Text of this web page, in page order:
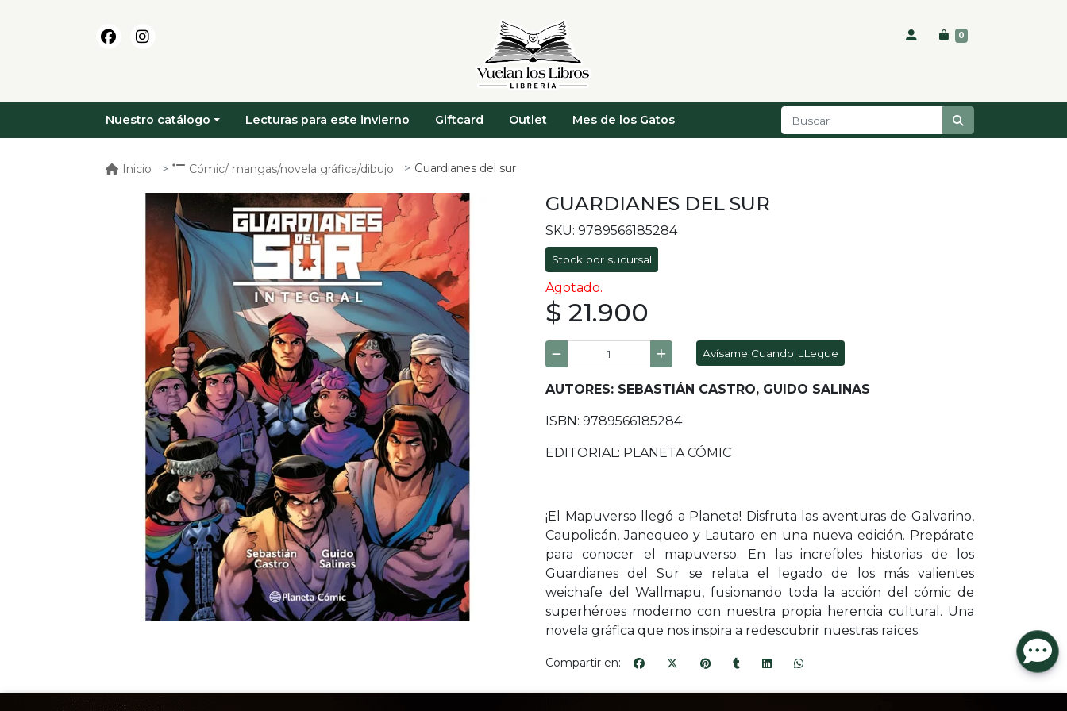
0
Nuestro catálogo Lecturas para este invierno Giftcard Outlet Mes de los Gatos
Inicio Cómic/ mangas/novela gráfica/dibujo Guardianes del sur
GUARDIANES DEL SUR
SKU: 9789566185284
Stock por sucursal
Agotado.
$ 21.900
Avísame Cuando LLegue
AUTORES: SEBASTIÁN CASTRO, GUIDO SALINAS
ISBN: 9789566185284
EDITORIAL: PLANETA CÓMIC
¡El Mapuverso llegó a Planeta! Disfruta las aventuras de Galvarino,
Caupolicán, Janequeo y Lautaro en una nueva edición. Prepárate
para conocer el mapuverso. En las increíbles historias de los
Guardianes del Sur se relata el legado de los más valientes
weichafe del Wallmapu, fusionando toda la acción del cómic de
superhéroes moderno con nuestra propia herencia cultural. Una
novela gráfica que nos inspira a redescubrir nuestras raíces.
Compartir en: